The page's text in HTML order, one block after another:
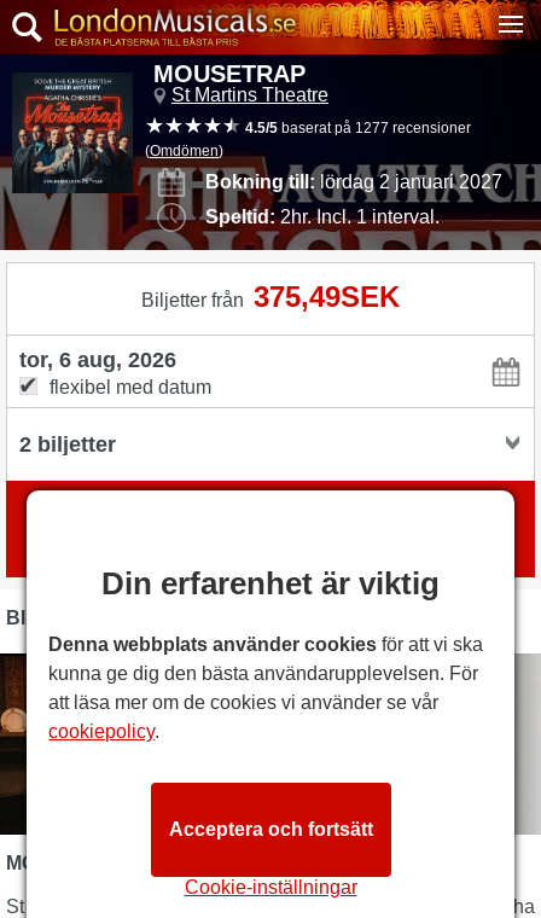
MOUSETRAP
St Martins Theatre
4.5/5 baserat på 1277 recensioner
(Omdömen)
Bokning till: lördag 2 januari 2027
Speltid:2hr. Incl. 1 interval.
Biljetter från 375,49SEK
flexibel med datum
BILDER
MOUSETRAP BESKRIVNING
St Martin's Theatre är hem för den klassiska pjäsen, Agatha
Din erfarenhet är viktig
Denna webbplats använder cookies för att vi ska
kunna ge dig den bästa användarupplevelsen. För
att läsa mer om de cookies vi använder se vår
cookiepolicy.
Cookie-inställningar
Acceptera och fortsätt